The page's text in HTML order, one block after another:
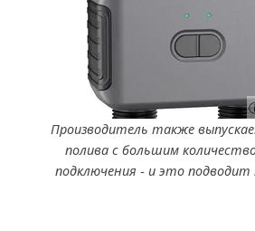
Производитель также
полива с большим
подключения - и это подводит